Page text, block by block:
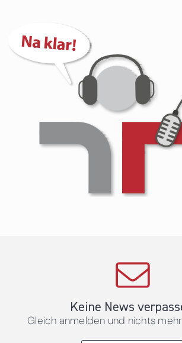
Keine News
Gleich anmelden und nichts